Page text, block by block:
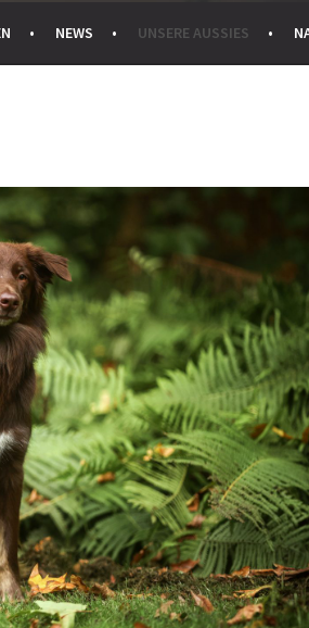
NEWS UNSERE AUSSIES